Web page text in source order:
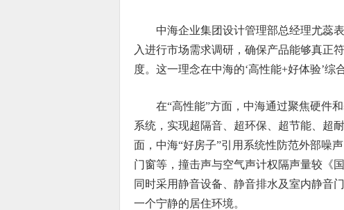
中海企业集团设计管理部总经理尤蕊
入进行市场需求调研，确保产品能够真正
度。这一理念在中海的‘高性能+好体验’综
在“高性能”方面，中海通过聚焦硬件
系统，实现超隔音、超环保、超节能、超
面，中海“好房子”引用系统性防范外部噪
门窗等，撞击声与空气声计权隔声量较《
同时采用静音设备、静音排水及室内静音
一个宁静的居住环境。